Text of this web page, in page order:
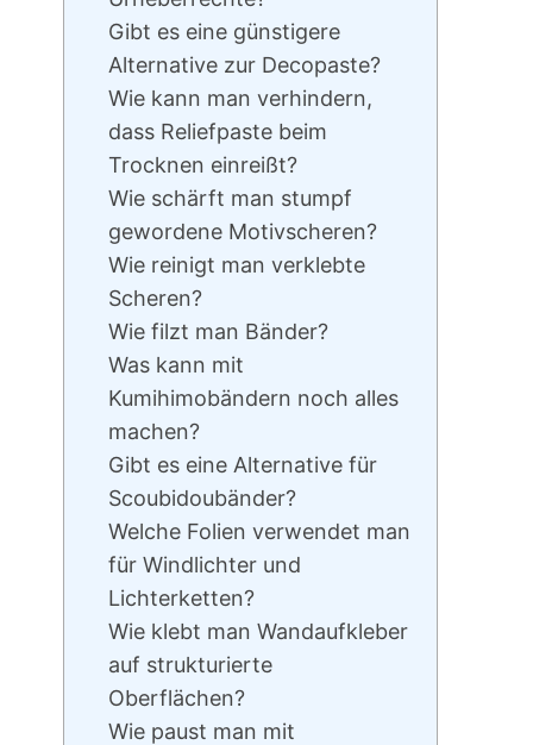
Gibt es eine günstigere
Alternative zur Decopaste?
Wie kann man verhindern,
dass Reliefpaste beim
Trocknen einreißt?
Wie schärft man stumpf
gewordene Motivscheren?
Wie reinigt man verklebte
Scheren?
Wie filzt man Bänder?
Was kann mit
Kumihimobändern noch alles
machen?
Gibt es eine Alternative für
Scoubidoubänder?
Welche Folien verwendet man
für Windlichter und
Lichterketten?
Wie klebt man Wandaufkleber
auf strukturierte
Oberflächen?
Wie paust man mit